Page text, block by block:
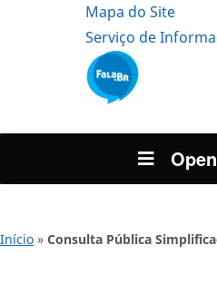
Mapa do Site
Serviço de
Início » Consulta Pública